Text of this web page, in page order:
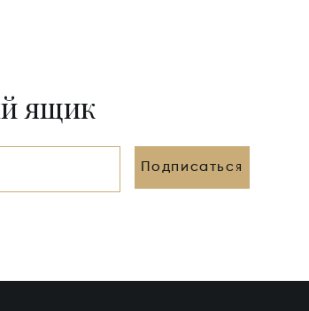
ящик
Подписаться